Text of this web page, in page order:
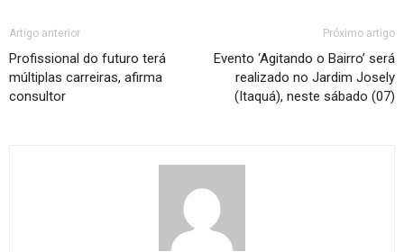
Artigo anterior
Profissional do futuro terá
múltiplas carreiras, afirma
consultor
Próximo artigo
Evento ‘Agitando o Bairro’ será
realizado no Jardim Josely
(Itaquá), neste sábado (07)